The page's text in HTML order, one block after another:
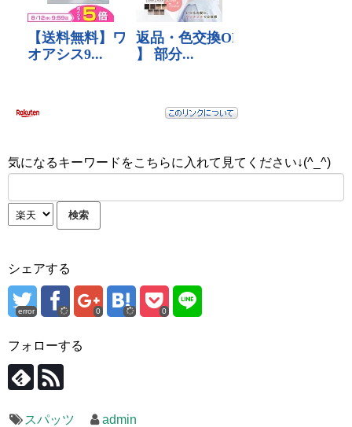
気になるキーワードをこちらに入れて見てください↓(^_^)
シェアする
error 0 0
フォローする
スパッツ admin